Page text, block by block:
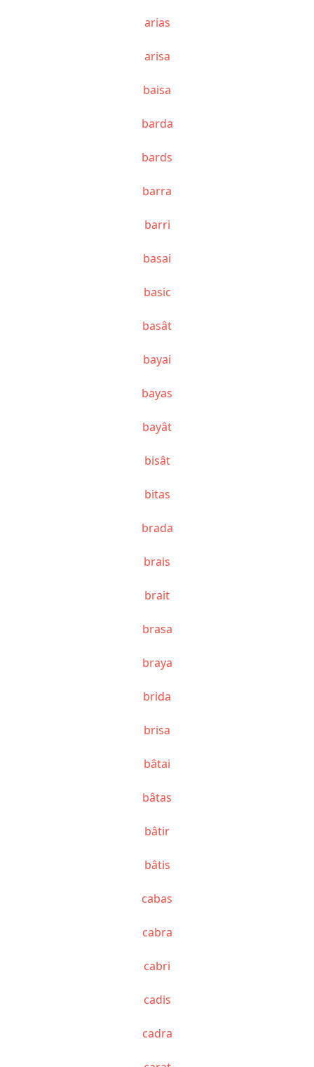
arias
arisa
baisa
barda
bards
barra
barri
basai
basic
basât
bayai
bayas
bayât
bisât
bitas
brada
brais
brait
brasa
braya
brida
brisa
bâtai
bâtas
bâtir
bâtis
cabas
cabra
cabri
cadis
cadra